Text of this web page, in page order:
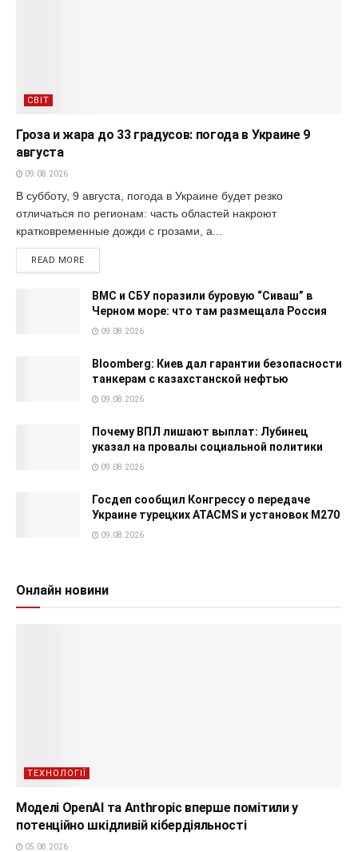
СВІТ
Гроза и жара до 33 градусов: погода в Украине 9
августа
09.08.2026
В субботу, 9 августа, погода в Украине будет резко
отличаться по регионам: часть областей накроют
кратковременные дожди с грозами, а...
READ MORE
ВМС и СБУ поразили буровую “Сиваш” в
Черном море: что там размещала Россия
09.08.2026
Bloomberg: Киев дал гарантии безопасности
танкерам с казахстанской нефтью
09.08.2026
Почему ВПЛ лишают выплат: Лубинец
указал на провалы социальной политики
09.08.2026
Госдеп сообщил Конгрессу о передаче
Украине турецких ATACMS и установок M270
09.08.2026
Онлайн новини
ТЕХНОЛОГІЇ
Моделі OpenAI та Anthropic вперше помітили у
потенційно шкідливій кібердіяльності
05.08.2026